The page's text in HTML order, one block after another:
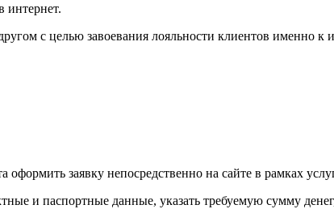
интернет.
с целью завоевания лояльности клиентов именно к
оформить заявку непосредственно на сайте в рамках
и паспортные данные, указать требуемую сумму